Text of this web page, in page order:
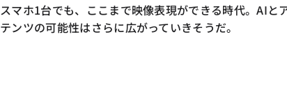
スマホ1台でも、ここまで映像表現ができる時代。AIと
テンツの可能性はさらに広がっていきそうだ。